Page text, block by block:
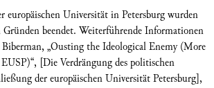
europäischen Universität in Petersburg wurden
beendet. Weiterführende Informationen
„Ousting the Ideological Enemy (More
[Die Verdrängung des politischen
der europäischen Universität Petersburg],